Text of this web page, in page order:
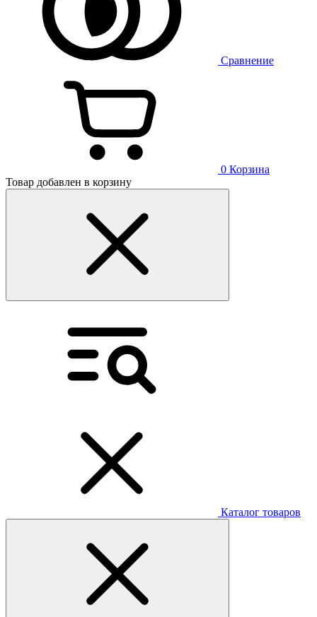
Сравнение
0 Корзина
Товар добавлен в корзину
Каталог товаров